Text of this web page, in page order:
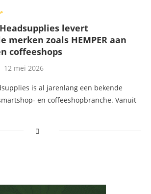
levert
merken zoals HEMPER aan
coffeeshops
12 mei 2026
is al jarenlang een bekende
en coffeeshopbranche. Vanuit